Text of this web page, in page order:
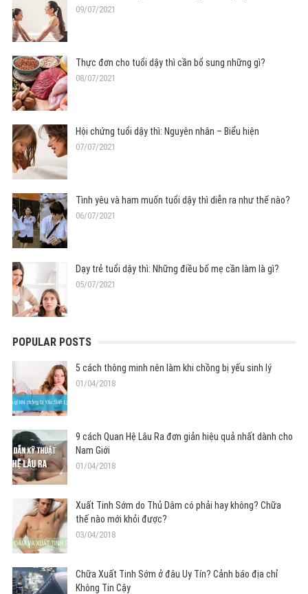
09/07/2021
Thực đơn cho tuổi dậy thì cần bổ sung những gì?
08/07/2021
Hội chứng tuổi dậy thì: Nguyên nhân – Biểu hiện
07/07/2021
Tình yêu và ham muốn tuổi dậy thì diễn ra như thế nào?
06/07/2021
Dạy trẻ tuổi dậy thì: Những điều bố mẹ cần làm là gì?
05/07/2021
POPULAR POSTS
5 cách thông minh nên làm khi chồng bị yếu sinh lý
01/04/2018
9 cách Quan Hệ Lâu Ra đơn giản hiệu quả nhất dành cho
Nam Giới
01/04/2018
Xuất Tinh Sớm do Thủ Dâm có phải hay không? Chữa
thế nào mới khỏi được?
03/04/2018
Chữa Xuất Tinh Sớm ở đâu Uy Tín? Cảnh báo địa chỉ
Không Tin Cậy